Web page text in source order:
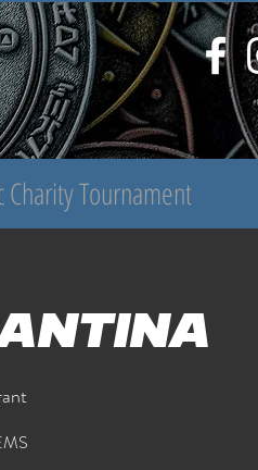
Charity Tournament